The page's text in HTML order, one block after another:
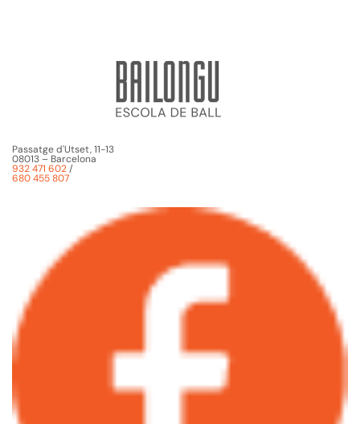
Passatge d'Utset, 11-13
08013 – Barcelona
932 471 602/
680 455 807